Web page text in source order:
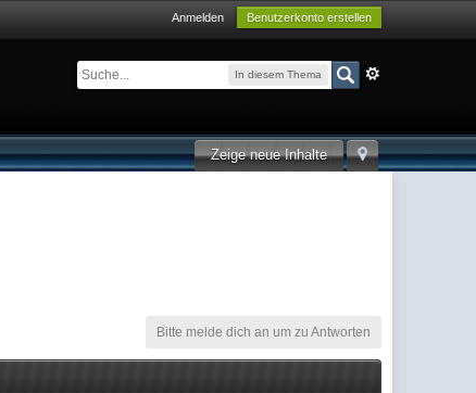
Anmelden Benutzerkonto erstellen
In diesem Thema
Zeige neue Inhalte
Bitte melde dich an um zu Antworten